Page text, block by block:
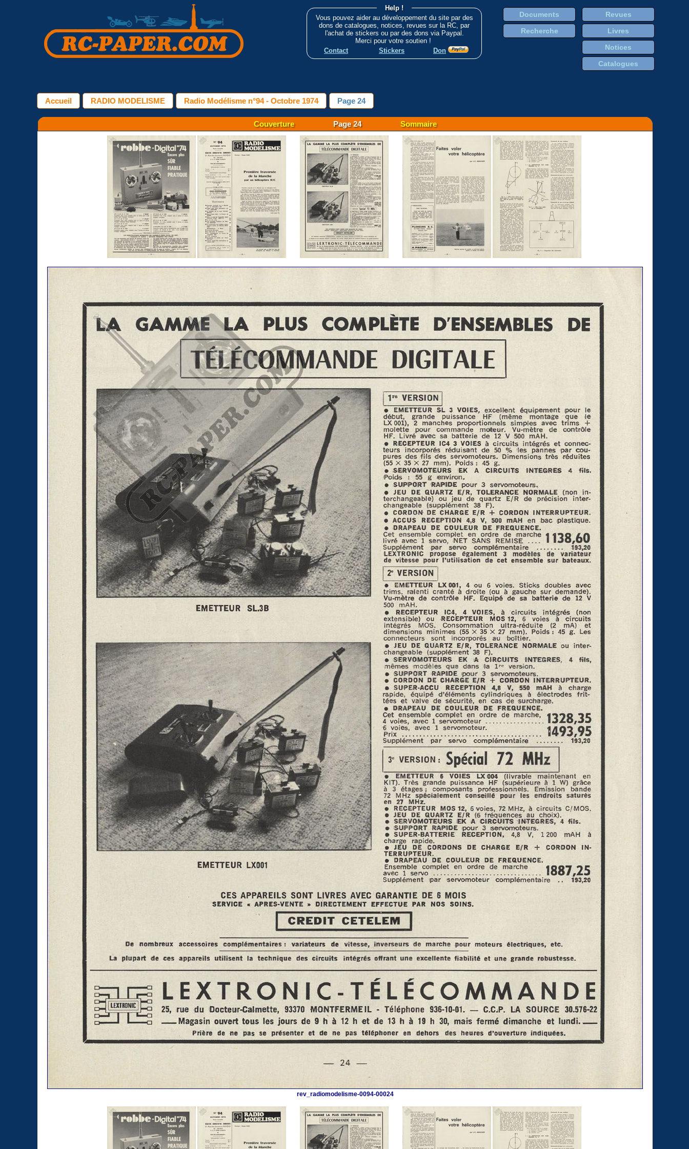
Help !
Vous pouvez aider au développement du site par des
dons de catalogues, notices, revues sur la RC, par
l'achat de stickers ou par des dons via Paypal.
Merci pour votre soutien !
Contact
Stickers Don
Documents
Recherche
Revues
Livres
Notices
Catalogues
Accueil RADIO MODELISME Radio Modélisme n°94 - Octobre 1974 Page 24
CouverturePage 24 Sommaire
rev_radiomodelisme-0094-00024